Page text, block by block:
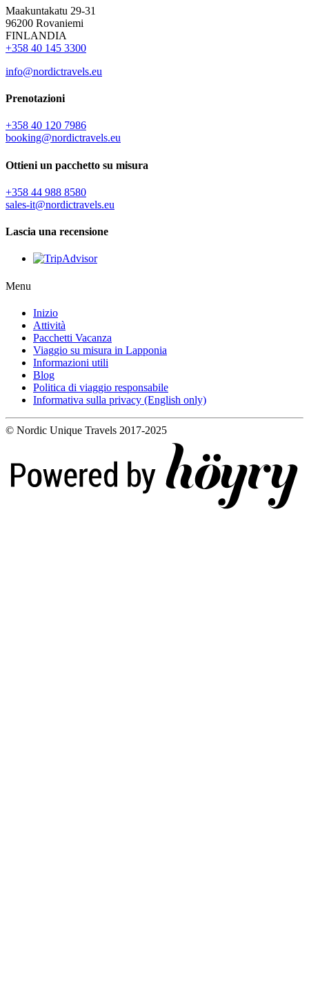
Maakuntakatu 29-31
96200 Rovaniemi
FINLANDIA
+358 40 145 3300
info@nordictravels.eu
Prenotazioni
+358 40 120 7986
booking@nordictravels.eu
Ottieni un pacchetto su misura
+358 44 988 8580
sales-it@nordictravels.eu
Lascia una recensione
Menu
Inizio
Attività
Pacchetti Vacanza
Viaggio su misura in Lapponia
Informazioni utili
Blog
Politica di viaggio responsabile
Informativa sulla privacy (English only)
© Nordic Unique Travels 2017-2025